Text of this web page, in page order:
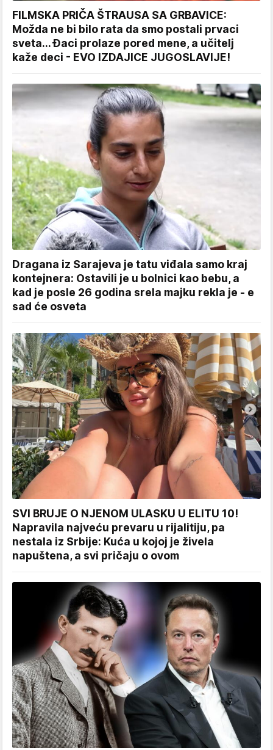
FILMSKA PRIČA ŠTRAUSA SA GRBAVICE:
Možda ne bi bilo rata da smo postali prvaci
sveta... Đaci prolaze pored mene, a učitelj
kaže deci - EVO IZDAJICE JUGOSLAVIJE!
Dragana iz Sarajeva je tatu viđala samo kraj
kontejnera: Ostavili je u bolnici kao bebu, a
kad je posle 26 godina srela majku rekla je - e
sad će osveta
SVI BRUJE O NJENOM ULASKU U ELITU 10!
Napravila najveću prevaru u rijalitiju, pa
nestala iz Srbije: Kuća u kojoj je živela
napuštena, a svi pričaju o ovom